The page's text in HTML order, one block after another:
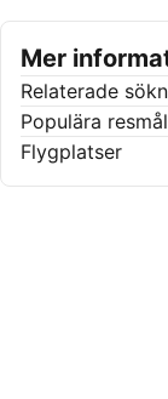
Mer
Relaterade
Populära resmål
Flygplatser